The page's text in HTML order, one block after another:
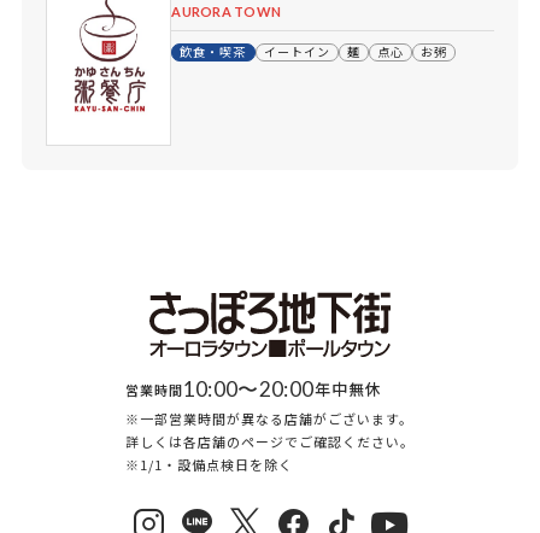
AURORA TOWN
飲食・喫茶 イートイン 麺 点心 お粥
営業時間10:00〜20:00年中無休
※一部営業時間が異なる店舗がございます。
詳しくは各店舗のページでご確認ください。
※1/1・設備点検日を除く